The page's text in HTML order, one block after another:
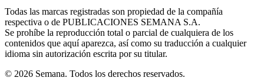
windowwindowwindow
new
window
Todas las marcas registradas son propiedad de la compañía
respectiva o de PUBLICACIONES SEMANA S.A.
Se prohíbe la reproducción total o parcial de cualquiera de los
contenidos que aquí aparezca, así como su traducción a cualquier
idioma sin autorización escrita por su titular.
© 2026 Semana. Todos los derechos reservados.